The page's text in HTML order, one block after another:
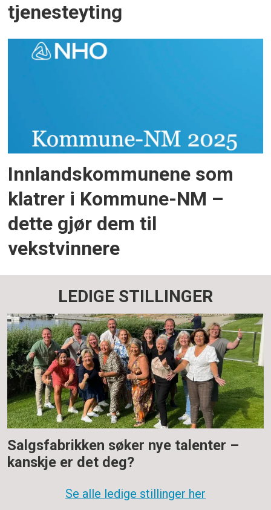
tjenesteyting
Innlandskommunene som
klatrer i Kommune-NM –
dette gjør dem til
vekstvinnere
LEDIGE STILLINGER
Salgsfabrikken søker nye talenter –
kanskje er det deg?
Se alle ledige stillinger her